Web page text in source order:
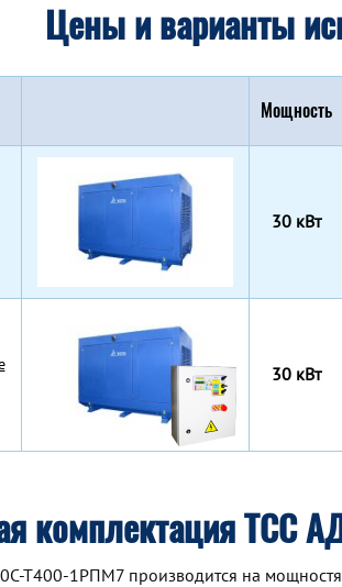
Цены и варианты
Мощность
30 кВт
30 кВт
комплектация ТСС
Т400-1РПМ7 производится на